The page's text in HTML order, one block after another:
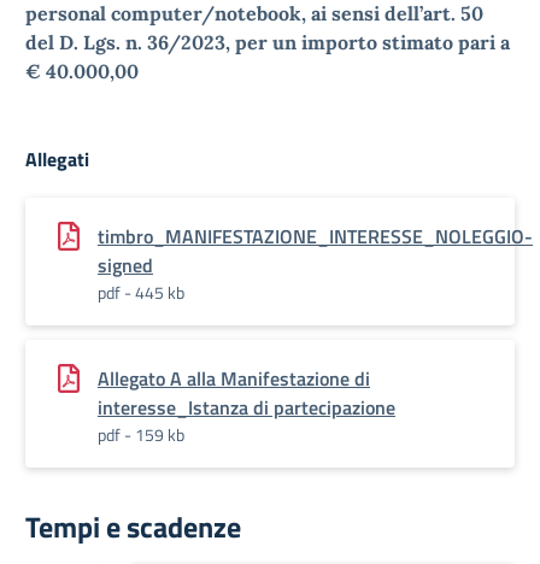
personal computer/notebook, ai sensi dell’art. 50
del D. Lgs. n. 36/2023, per un importo stimato pari a
€ 40.000,00
Allegati
timbro_MANIFESTAZIONE_INTERESSE_NOLEGGIO-
signed
pdf - 445 kb
Allegato A alla Manifestazione di
interesse_Istanza di partecipazione
pdf - 159 kb
Tempi e scadenze